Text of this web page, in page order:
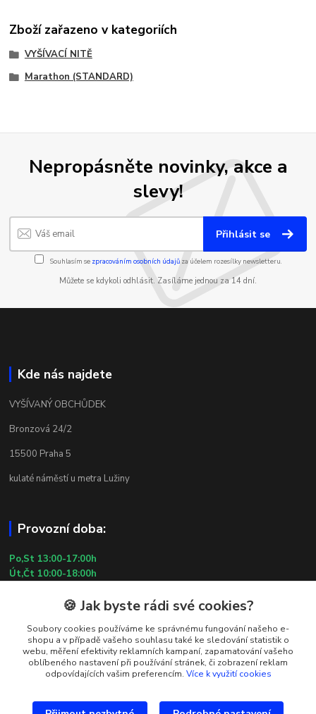
Zboží zařazeno v kategoriích
VYŠÍVACÍ NITĚ
Marathon (STANDARD)
Nepropásněte novinky, akce a
slevy!
Přihlásit se
Souhlasím se zpracováním osobních údajůza účelem rozesílky newsletteru.
Můžete se kdykoli odhlásit. Zasíláme jednou za 14 dní.
Kde nás najdete
VYŠÍVANÝ OBCHŮDEK
Bronzová 24/2
15500 Praha 5
kulaté náměstí u metra Lužiny
Provozní doba:
Po,St 13:00-17:00h
Út,Čt 10:00-18:00h
So,Ne ZAVŘENO
Kontakty
+420 602 181 001
🍪 Jak byste rádi své cookies?
Soubory cookies používáme ke správnému fungování našeho e-
shopu a v případě vašeho souhlasu také ke sledování statistik o
webu, měření efektivity reklamních kampaní, zapamatování vašeho
oblíbeného nastavení při používání stránek, či zobrazení reklam
odpovídajících vašim preferencím. Více k využití cookies